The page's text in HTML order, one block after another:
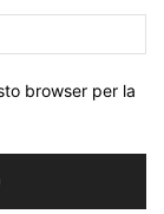
browser per la